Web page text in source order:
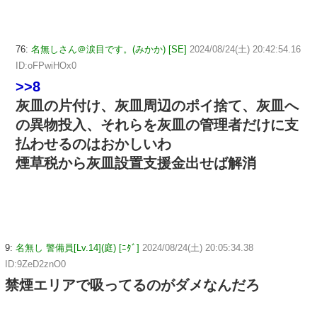
76: 名無しさん＠涙目です。(みかか) [SE] 2024/08/24(土) 20:42:54.16
ID:oFPwiHOx0
>>8
灰皿の片付け、灰皿周辺のポイ捨て、灰皿へ
の異物投入、それらを灰皿の管理者だけに支
払わせるのはおかしいわ
煙草税から灰皿設置支援金出せば解消
9: 名無し 警備員[Lv.14](庭) [ﾆﾀﾞ] 2024/08/24(土) 20:05:34.38
ID:9ZeD2znO0
禁煙エリアで吸ってるのがダメなんだろ